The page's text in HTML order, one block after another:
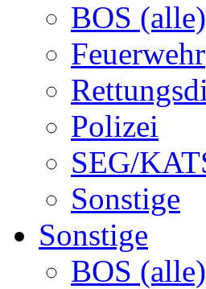
BOS (alle)
Feuerwehr
Polizei
SEG/
Sonstige
Sonstige
BOS (alle)